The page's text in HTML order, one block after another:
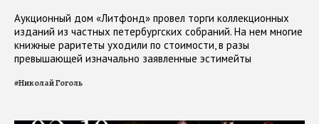
Аукционный дом «Литфонд» провел торги коллекционных
изданий из частных петербургских собраний. На нем многие
книжные раритеты уходили по стоимости, в разы
превышающей изначально заявленные эстимейты
#Николай Гоголь